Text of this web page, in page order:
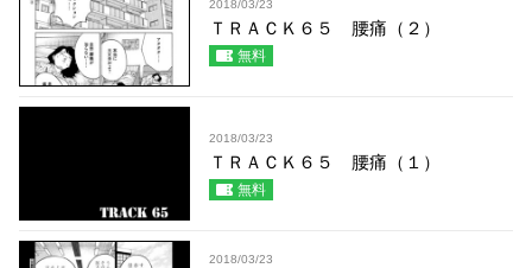
2018/03/23
ＴＲＡＣＫ６５ 腰痛（２）
無料
2018/03/23
ＴＲＡＣＫ６５ 腰痛（１）
無料
2018/03/23